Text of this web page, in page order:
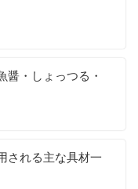
醤・しょっつる・
される主な具材一